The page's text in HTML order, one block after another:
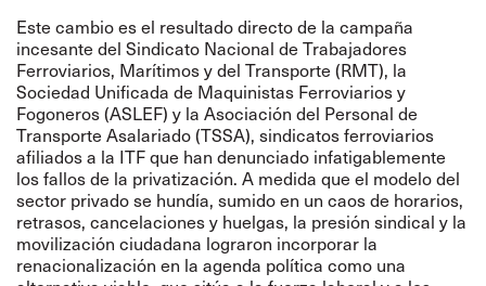
Este cambio es el resultado directo de la campaña
incesante del Sindicato Nacional de Trabajadores
Ferroviarios, Marítimos y del Transporte (RMT), la
Sociedad Unificada de Maquinistas Ferroviarios y
Fogoneros (ASLEF) y la Asociación del Personal de
Transporte Asalariado (TSSA), sindicatos ferroviarios
afiliados a la ITF que han denunciado infatigablemente
los fallos de la privatización. A medida que el modelo del
sector privado se hundía, sumido en un caos de horarios,
retrasos, cancelaciones y huelgas, la presión sindical y la
movilización ciudadana lograron incorporar la
renacionalización en la agenda política como una